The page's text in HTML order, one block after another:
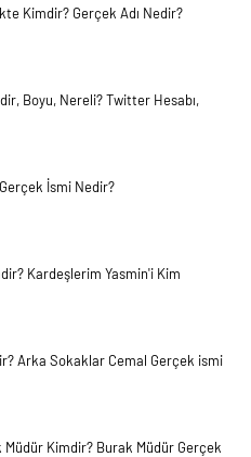
Kimdir? Gerçek Adı Nedir?
Boyu, Nereli? Twitter Hesabı,
İsmi Nedir?
Kardeşlerim Yasmin'i Kim
Arka Sokaklar Cemal Gerçek ismi
Kimdir? Burak Müdür Gerçek